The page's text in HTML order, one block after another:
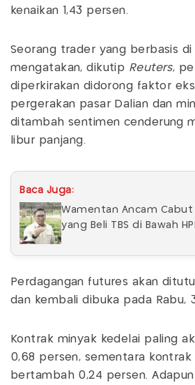
kenaikan 1,43 persen.
Seorang trader yang berbasis di
mengatakan, dikutip Reuters,
diperkirakan didorong faktor
pergerakan pasar Dalian dan
ditambah sentimen cenderung
libur panjang.
Baca Juga:
Wamentan Ancam Cabut
yang Beli TBS di Bawah
Perdagangan futures akan
dan kembali dibuka pada Rabu,
Kontrak minyak kedelai paling
0,68 persen, sementara
bertambah 0,24 persen.